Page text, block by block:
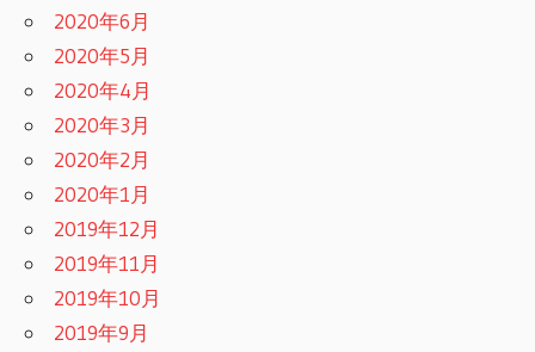
2020年6月
2020年5月
2020年4月
2020年3月
2020年2月
2020年1月
2019年12月
2019年11月
2019年10月
2019年9月